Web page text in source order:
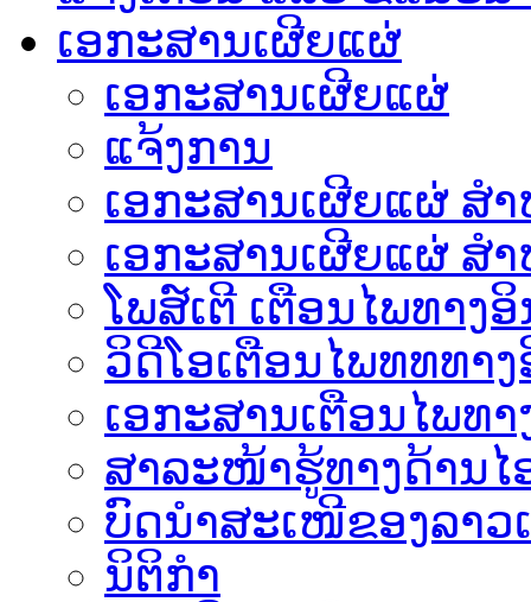
ເອກະສານເຜີຍແຜ່
ເອກະສານເຜີຍແຜ່
ແຈ້ງການ
ເອກະສານເຜີຍແຜ່ ສ
ເອກະສານເຜີຍແຜ່ ສ
ໂພສ໌ເຕີ ເຕືອນໄພທາງອິ
ວິດີໂອເຕືອນໄພທທທາງ
ເອ​ກະ​ສານເຕືອນໄພທາ
ສາລະໜ້າຮູ້ທາງດ້ານໄ
ບົດນຳສະເໜີຂອງລາວ
ນິຕິກຳ